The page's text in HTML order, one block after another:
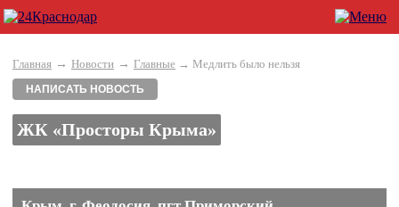
Главная → Новости → Главные → Медлить было нельзя
НАПИСАТЬ НОВОСТЬ
ЖК «Просторы Крыма»